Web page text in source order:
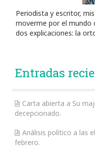
Periodista y escritor,
moverme por el mundo
dos explicaciones: la
Entradas
Carta abierta a Su
decepcionado.
Análisis político a las
febrero.